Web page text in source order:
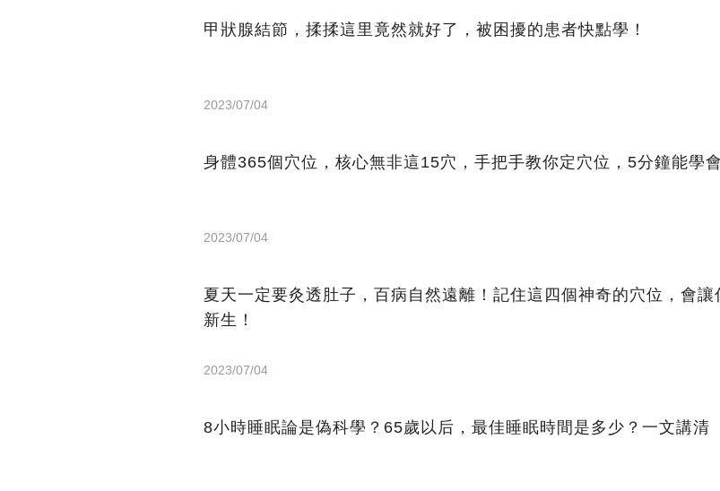
甲狀腺結節，揉揉這里竟然就好了，被困擾的患者快點學！
2023/07/04
身體365個穴位，核心無非這15穴，手把手教你定穴位，5分鐘能學會
2023/07/04
夏天一定要灸透肚子，百病自然遠離！記住這四個神奇的穴位，會讓
新生！
2023/07/04
8小時睡眠論是偽科學？65歲以后，最佳睡眠時間是多少？一文講清